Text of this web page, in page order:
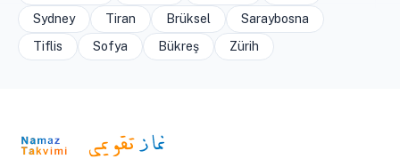
Sydney
Tiran Brüksel
Saraybosna
Tiflis
Sofya Bükreş Zürih